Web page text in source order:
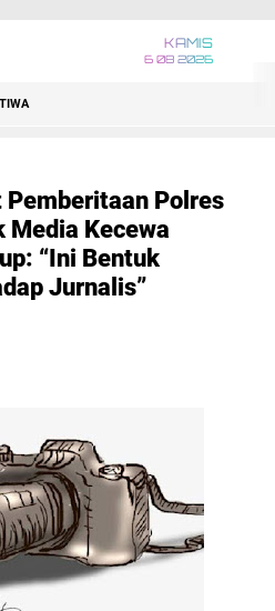
KAMIS
6 08 2026
Polres
Media Kecewa
“Ini Bentuk
Jurnalis”